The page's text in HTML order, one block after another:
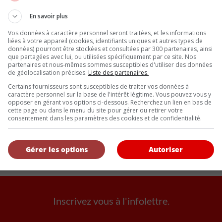
toutefois que ces réductions continueraient de s’effectuer
par des licenciements massifs. Le groupe avait déjà
le titre BMW a chuté jusqu’à son plus bas niveau
marchés s’interrogent désormais sur la vitesse à laquelle
des constructeurs chinois.
de l’industrie automobile allemande. Alors que
BMW semblait jusqu’ici mieux résister aux turbulences.
qui bouleversent actuellement le secteur automobile
les grands noms allemands doivent désormais
devra rassurer à la fois ses employés, ses
Inscrivez vous à l'infolettre.
En savoir plus
Vos données à caractère personnel seront traitées, et les informations
liées à votre appareil (cookies, identifiants uniques et autres types de
données) pourront être stockées et consultées par 300 partenaires, ainsi
que partagées avec lui, ou utilisées spécifiquement par ce site. Nos
partenaires et nous-mêmes sommes susceptibles d'utiliser des données
de géolocalisation précises. Liste des partenaires.
Certains fournisseurs sont susceptibles de traiter vos données à
caractère personnel sur la base de l'intérêt légitime. Vous pouvez vous y
opposer en gérant vos options ci-dessous. Recherchez un lien en bas de
cette page ou dans le menu du site pour gérer ou retirer votre
consentement dans les paramètres des cookies et de confidentialité.
Autoriser
Gérer les options